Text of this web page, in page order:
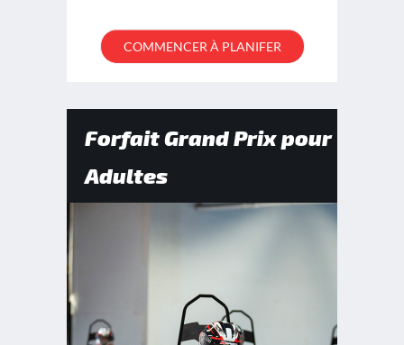
COMMENCER À PLANIFER
Forfait Grand Prix pour
Adultes